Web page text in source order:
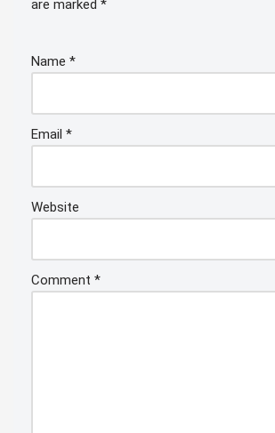
are marked *
Name *
Email *
Website
Comment *